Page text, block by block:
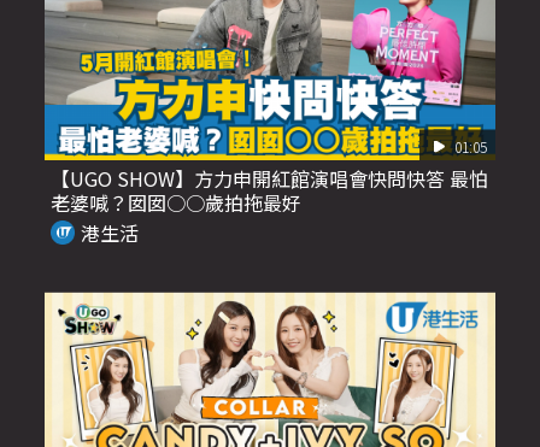
01:05
【UGO SHOW】方力申開紅館演唱會快問快答 最怕
老婆喊？囡囡○○歲拍拖最好
港生活